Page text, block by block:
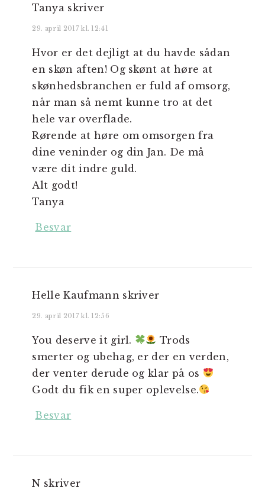
Tanya skriver
29. april 2017 kl. 12:41
Hvor er det dejligt at du havde sådan
en skøn aften! Og skønt at høre at
skønhedsbranchen er fuld af omsorg,
når man så nemt kunne tro at det
hele var overflade.
Rørende at høre om omsorgen fra
dine veninder og din Jan. De må
være dit indre guld.
Alt godt!
Tanya
Besvar
Helle Kaufmann skriver
29. april 2017 kl. 12:56
You deserve it girl.
Trods
smerter og ubehag, er der en verden,
der venter derude og klar på os
Godt du fik en super oplevelse.
Besvar
N skriver